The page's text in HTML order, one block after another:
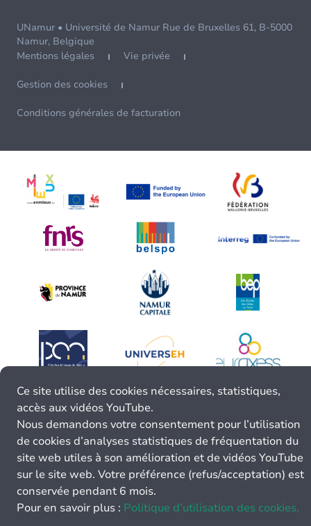
UNamur • Université de Namur Rue de Bruxelles 61, B-5000
Namur, Belgique
Mentions légales
Vie privée
Gestion des cookies
Conditions générales de facturation
Ce site utilise des cookies nécessaires, statistiques,
accès aux vidéos YouTube.
Nous demandons votre consentement pour l’utilisation
de cookies d’analyses statistiques de fréquentation du
site web utiles à son amélioration et de vidéos YouTube
sur le site web. Votre préférence (refus/acceptation) est
conservée pendant 6 mois.
Pour en savoir plus : Politique d’utilisation des cookies.